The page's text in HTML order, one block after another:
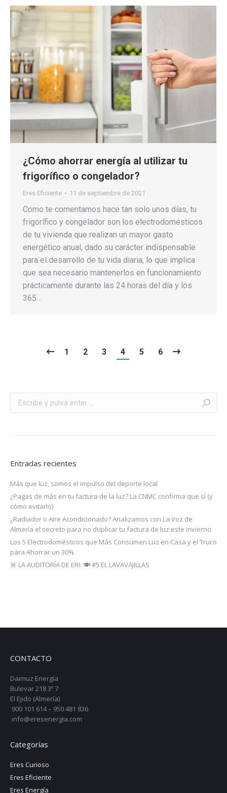
¿Cómo ahorrar energía al utilizar tu
frigorífico o congelador?
Eres Eficiente 11 de septiembre de 2021
Como te comentamos hace tan solo unos días, tu
frigorífico y congelador son los electrodomésticos
de tu vivienda que realizan un mayor gasto
energético anual, dado su carácter indispensable
para el desarrollo de tu vida diaria, lo que implica
que sea necesario mantenerlos en funcionamiento
prácticamente durante las 24 horas del día y los
365…
1 2 3 4 5 6
Entradas recientes
Más que luz, somos el impulso del deporte local
¿Pagas de más en tu factura de la luz? La CNMC confirma que sí (y
cómo evitarlo)
¿Radiador o Aire Acondicionado? Analizamos con La Voz de
Almería el secreto para no duplicar tu factura de luz este invierno
Los 5 Electrodomésticos que Más Consumen Luz en Casa y el Truco
para Ahorrar un 30%
🚨 LA AUDITORÍA DE ERI: 🍽️ #5 EL LAVAVAJILLAS
CONTACTO
Daimuz Energía
Bulevar 218 3º 7
El Ejido (Almería)
900 101 614 – 950 481 836
info@eresenergia.com
Categorías
Eres Curioso
Eres Eficiente
Eres Energía